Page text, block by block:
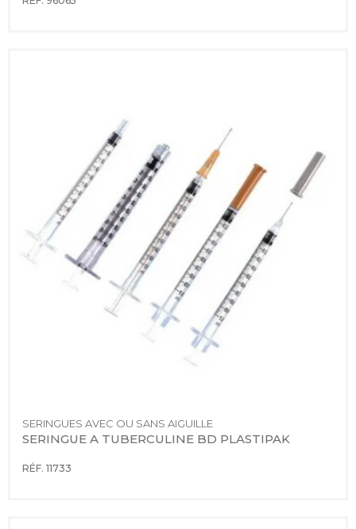
SERINGUES AVEC OU SANS AIGUILLE
SERINGUE A TUBERCULINE BD PLASTIPAK
RÉF. 11733